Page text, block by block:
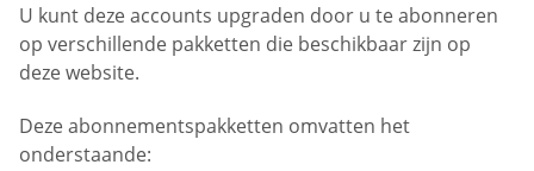
U kunt deze accounts upgraden door u te abonneren
op verschillende pakketten die beschikbaar zijn op
deze website.
Deze abonnementspakketten omvatten het
onderstaande: